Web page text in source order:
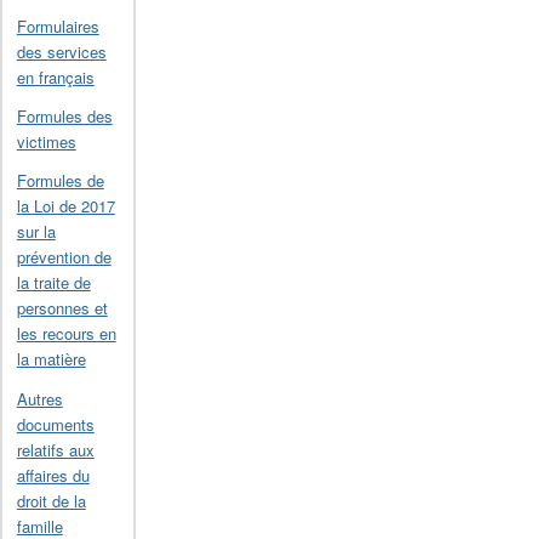
Formulaires
des services
en français
Formules des
victimes
Formules de
la Loi de 2017
sur la
prévention de
la traite de
personnes et
les recours en
la matière
Autres
documents
relatifs aux
affaires du
droit de la
famille